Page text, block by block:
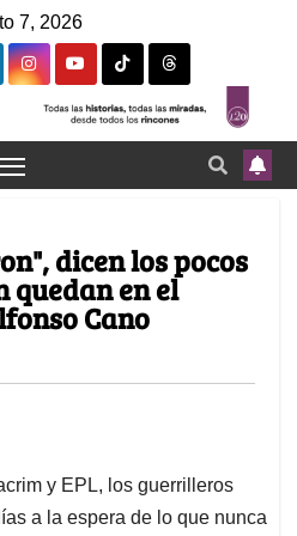
7, 2026
dicen los pocos
quedan en el
Cano
y EPL, los guerrilleros
a la espera de lo que nunca